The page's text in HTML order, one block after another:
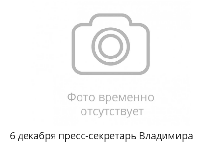
6 декабря пресс-секретарь Владимира